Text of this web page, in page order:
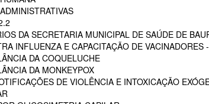
DA SECRETARIA MUNICIPAL DE SAÚDE DE
INFLUENZA E CAPACITAÇÃO DE VACINADORES
DA COQUELUCHE
DA MONKEYPOX
DE VIOLÊNCIA E INTOXICAÇÃO